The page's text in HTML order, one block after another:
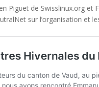
Piguet de Swisslinux.org et
sur l’organisation et